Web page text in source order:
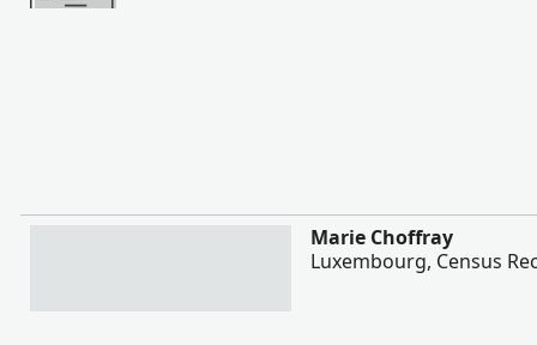
Marie Choffray
Luxembourg, Census